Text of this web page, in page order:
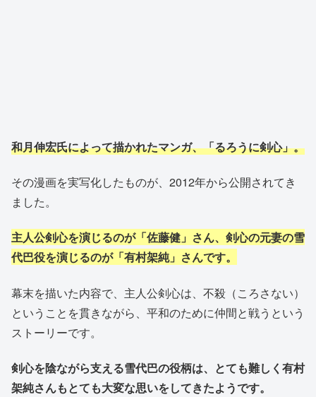
和月伸宏氏によって描かれたマンガ、「るろうに剣心」。
その漫画を実写化したものが、2012年から公開されてき
ました。
主人公剣心を演じるのが「佐藤健」さん、剣心の元妻の雪
代巴役を演じるのが「有村架純」さんです。
幕末を描いた内容で、主人公剣心は、不殺（ころさない）
ということを貫きながら、平和のために仲間と戦うという
ストーリーです。
剣心を陰ながら支える雪代巴の役柄は、とても難しく有村
架純さんもとても大変な思いをしてきたようです。